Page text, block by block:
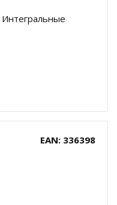
EAN: 336398